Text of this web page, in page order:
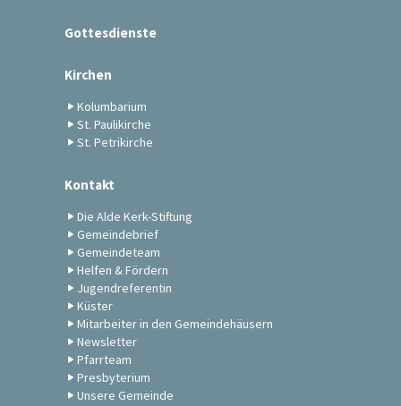
Gottesdienste
Kirchen
Kolumbarium
St. Paulikirche
St. Petrikirche
Kontakt
Die Alde Kerk-Stiftung
Gemeindebrief
Gemeindeteam
Helfen & Fördern
Jugendreferentin
Küster
Mitarbeiter in den Gemeindehäusern
Newsletter
Pfarrteam
Presbyterium
Unsere Gemeinde